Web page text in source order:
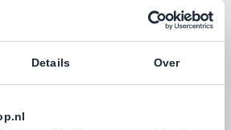
Details Over
beste kortingsacties, tips en nieuws
Inschrijven